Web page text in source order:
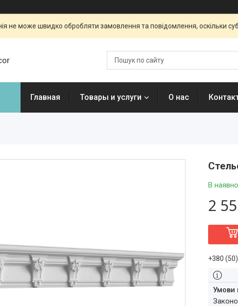
не може швидко обробляти замовлення та повідомлення, оскільки
Главная Товары и услуги О нас
В
2
+380